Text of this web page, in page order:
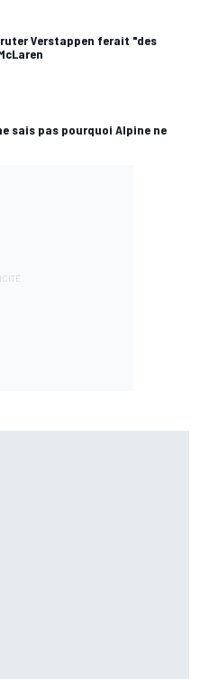
Verstappen ferait "des
sais pas pourquoi Alpine ne